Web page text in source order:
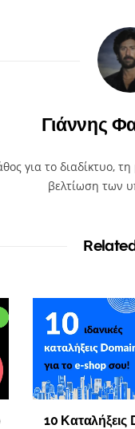
Γιάννης
για το διαδίκτυο,
βελτίωση των
10